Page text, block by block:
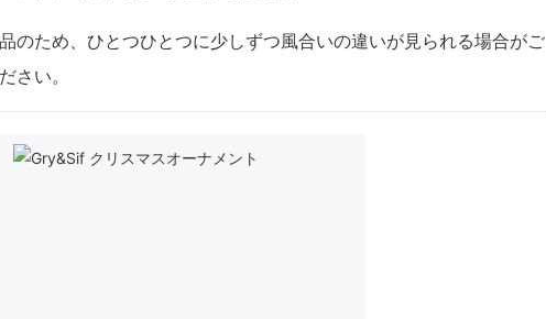
のため、ひとつひとつに少しずつ風合いの違いが見られる場合がご
さい。